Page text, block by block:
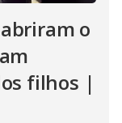
abriram o
filhos |